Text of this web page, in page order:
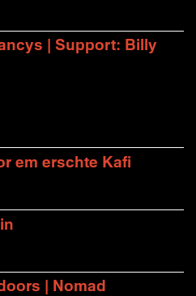
| Support: Billy
em erschte Kafi
| Nomad